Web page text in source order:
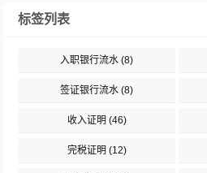
标签列表
入职银行流水 (8)
签证银行流水 (8)
收入证明 (46)
完税证明 (12)